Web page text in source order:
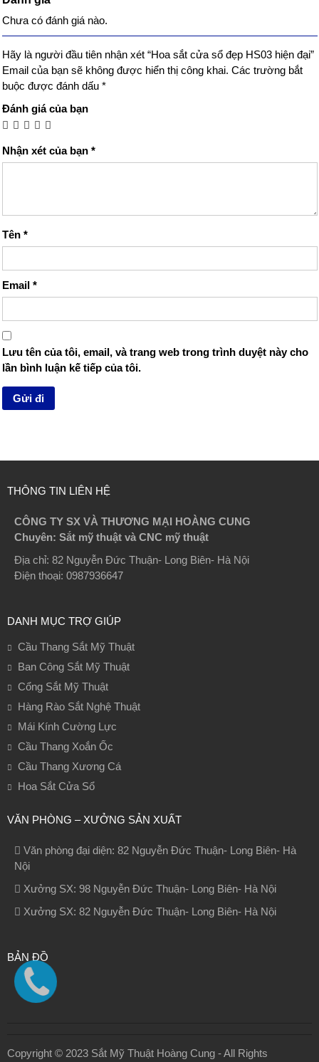
Chưa có đánh giá nào.
Hãy là người đầu tiên nhận xét “Hoa sắt cửa sổ đẹp HS03 hiện đại”
Email của bạn sẽ không được hiển thị công khai. Các trường bắt
buộc được đánh dấu *
Đánh giá của bạn
Nhận xét của bạn *
Tên *
Email *
Lưu tên của tôi, email, và trang web trong trình duyệt này cho
lần bình luận kế tiếp của tôi.
THÔNG TIN LIÊN HỆ
CÔNG TY SX VÀ THƯƠNG MẠI HOÀNG CUNG
Chuyên: Sắt mỹ thuật và CNC mỹ thuật
Địa chỉ: 82 Nguyễn Đức Thuận- Long Biên- Hà Nội
Điện thoại: 0987936647
DANH MỤC TRỢ GIÚP
Cầu Thang Sắt Mỹ Thuật
Ban Công Sắt Mỹ Thuật
Cổng Sắt Mỹ Thuật
Hàng Rào Sắt Nghệ Thuật
Mái Kính Cường Lực
Cầu Thang Xoắn Ốc
Cầu Thang Xương Cá
Hoa Sắt Cửa Sổ
VĂN PHÒNG – XƯỞNG SẢN XUẤT
Văn phòng đại diện: 82 Nguyễn Đức Thuận- Long Biên- Hà
Nội
Xưởng SX: 98 Nguyễn Đức Thuận- Long Biên- Hà Nội
Xưởng SX: 82 Nguyễn Đức Thuận- Long Biên- Hà Nội
BẢN ĐỒ
Copyright © 2023 Sắt Mỹ Thuật Hoàng Cung - All Rights